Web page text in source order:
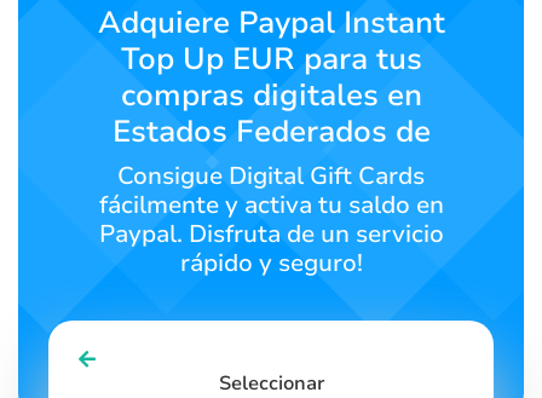
English
SIGN UP
Adquiere Paypal Instant
Top Up EUR para tus
compras digitales en
Estados Federados de
Consigue Digital Gift Cards
fácilmente y activa tu saldo en
Paypal. Disfruta de un servicio
rápido y seguro!
Seleccionar